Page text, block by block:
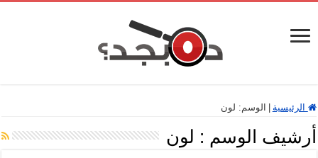
الرئيسية الوسم: لون
أرشيف الوسم : لون